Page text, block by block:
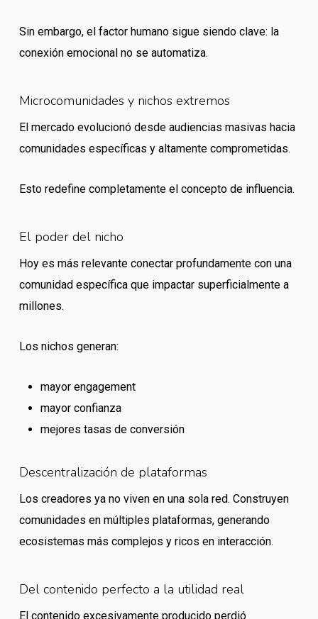
Sin embargo, el factor humano sigue siendo clave: la
conexión emocional no se automatiza.
Microcomunidades y nichos extremos
El mercado evolucionó desde audiencias masivas hacia
comunidades específicas y altamente comprometidas.
Esto redefine completamente el concepto de influencia.
El poder del nicho
Hoy es más relevante conectar profundamente con una
comunidad específica que impactar superficialmente a
millones.
Los nichos generan:
mayor engagement
mayor confianza
mejores tasas de conversión
Descentralización de plataformas
Los creadores ya no viven en una sola red. Construyen
comunidades en múltiples plataformas, generando
ecosistemas más complejos y ricos en interacción.
Del contenido perfecto a la utilidad real
El contenido excesivamente producido perdió